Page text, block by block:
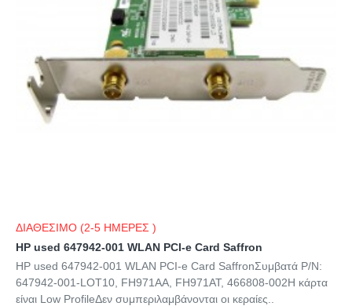
ΔΙΑΘΕΣΙΜΟ (2-5 ΗΜΕΡΕΣ )
HP used 647942-001 WLAN PCI-e Card Saffron
HP used 647942-001 WLAN PCI-e Card SaffronΣυμβατά P/N:
647942-001-LOT10, FH971AA, FH971AT, 466808-002Η κάρτα
είναι Low ProfileΔεν συμπεριλαμβάνονται οι κεραίες..